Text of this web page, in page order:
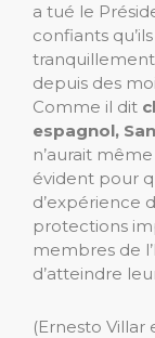
a tué le
confiants
tranquillement
depuis des
Comme il dit
espagnol,
n’aurait
évident pour
d’expérience
protections
membres de
d’atteindre
(Ernesto Villar